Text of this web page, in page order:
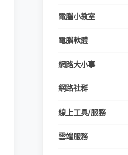
電腦小教室
電腦軟體
網路大小事
網路社群
線上工具/服務
雲端服務